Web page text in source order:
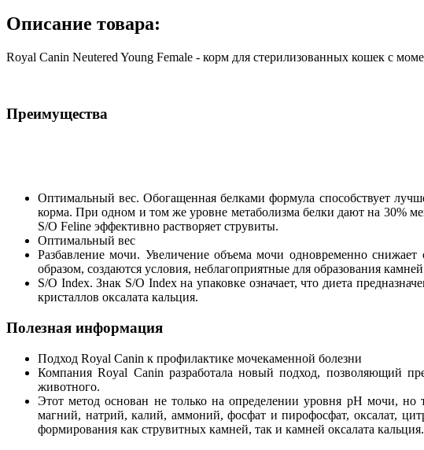
Описание товара:
Royal Canin Neutered Young Female - корм для стерилизованных кошек с
Преимущества
Оптимальный вес. Обогащенная белками формула способствует
корма. При одном и том же уровне метаболизма белки дают на 30%
S/O Feline эффективно растворяет струвиты.
Оптимальный вес
Разбавление мочи. Увеличение объема мочи одновременно
образом, создаются условия, неблагоприятные для образования
S/O Index. Знак S/O Index на упаковке означает, что диета
кристаллов оксалата кальция.
Полезная информация
Подход Royal Canin к профилактике мочекаменной болезни
Компания Royal Canin разработала новый подход, позволяющий
животного.
Этот метод основан не только на определении уровня рН мочи,
магний, натрий, калий, аммоний, фосфат и пирофосфат, оксалат,
формирования как струвитных камней, так и камней оксалата кальция.